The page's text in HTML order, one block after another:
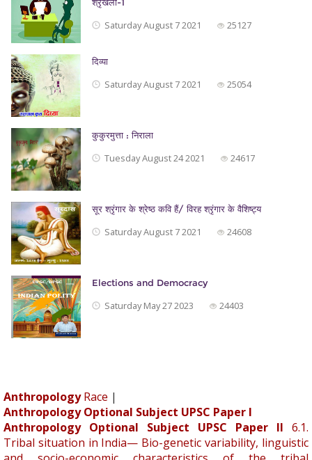
श्रृंखला-1
Saturday August 7 2021 25127
दिव्या
Saturday August 7 2021 25054
कुकुरमुत्ता : निराला
Tuesday August 24 2021 24617
सूर श्रृंगार के श्रेष्ठ कवि हैं/ विरह श्रृंगार के वैशिष्ट्य
Saturday August 7 2021 24608
Elections and Democracy
Saturday May 27 2023 24403
Anthropology Race |
Anthropology Optional Subject UPSC Paper I
Anthropology Optional Subject UPSC Paper II 6.1.
Tribal situation in India— Bio-genetic variability, linguistic